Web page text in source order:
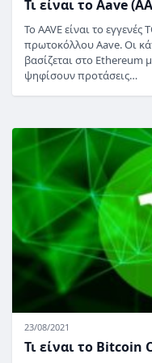
Τι είναι το Aave
Το AAVE είναι το
πρωτοκόλλου Aave. Οι
βασίζεται στο Ethereum
ψηφίσουν προτάσεις…
23/08/2021
Τι είναι το Bitcoin